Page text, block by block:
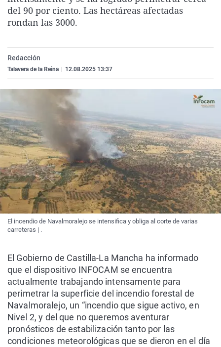
La rosa de los vientos
Caso
Extremadura
País Vasco
Virales
del 90 por ciento. Las hectáreas afectadas
rondan las 3000.
Redacción
Talavera de la Reina 12.08.2025 13:37
El incendio de Navalmoralejo se intensifica y obliga al corte de varias
carreteras | .
El Gobierno de Castilla-La Mancha ha informado
que el dispositivo INFOCAM se encuentra
actualmente trabajando intensamente para
perimetrar la superficie del incendio forestal de
Navalmoralejo, un “incendio que sigue activo, en
Nivel 2, y del que no queremos aventurar
pronósticos de estabilización tanto por las
condiciones meteorológicas que se dieron en el día